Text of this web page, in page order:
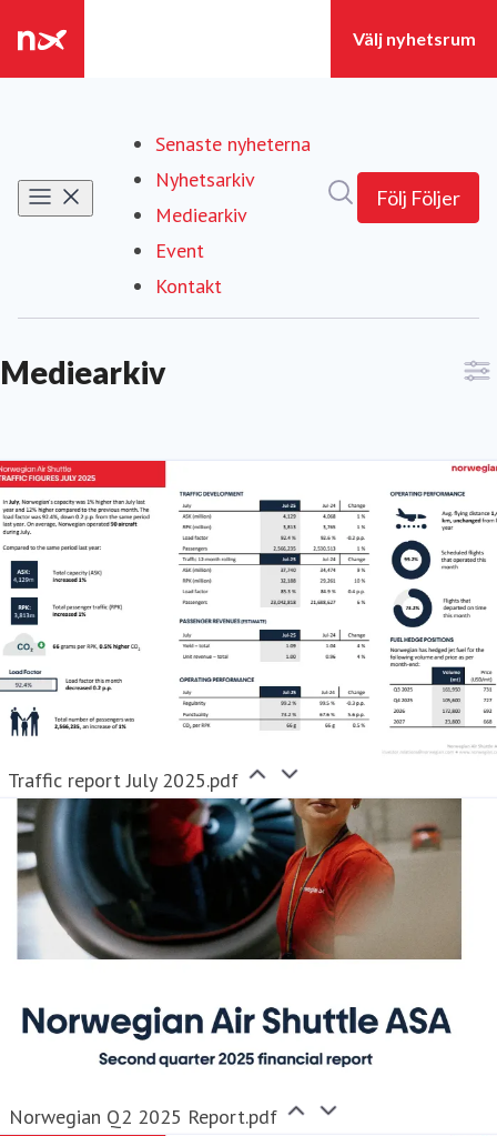
Senaste nyheterna
Nyhetsarkiv
Mediearkiv(current)
Event
Kontakt
Följ Följer
Mediearkiv
Traffic report July 2025.pdf
Norwegian Q2 2025 Report.pdf